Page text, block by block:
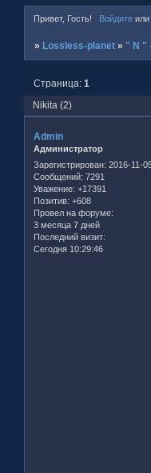
Привет, Гость! Войдитеили
» Lossless-planet » " N "
Nikita (2)
Страница:1
Admin
Администратор
Зарегистрирован: 2016-11-
Сообщений: 7291
Уважение: +17391
Позитив: +608
Провел на форуме:
3 месяца 7 дней
Последний визит:
Сегодня 10:29:46